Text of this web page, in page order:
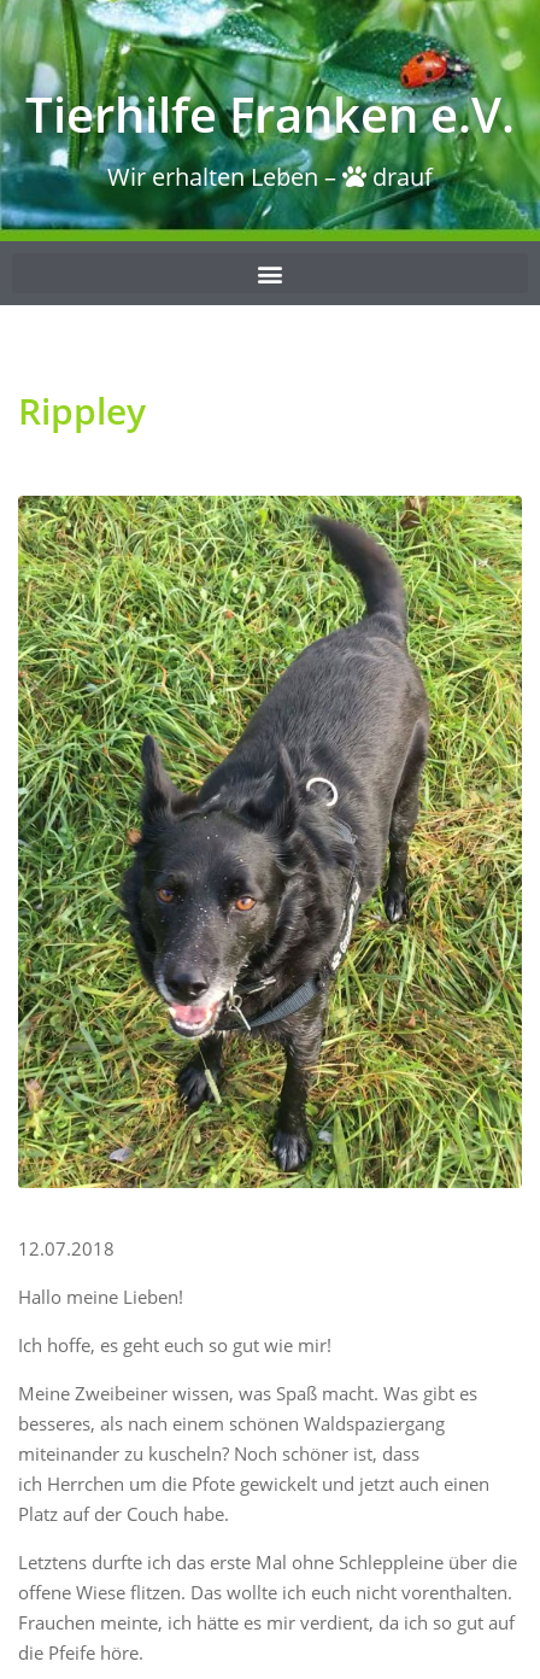
Tierhilfe Franken e.V.
Wir erhalten Leben – drauf
Rippley
12.07.2018
Hallo meine Lieben!
Ich hoffe, es geht euch so gut wie mir!
Meine Zweibeiner wissen, was Spaß macht. Was gibt es
besseres, als nach einem schönen Waldspaziergang
miteinander zu kuscheln? Noch schöner ist, dass
ich Herrchen um die Pfote gewickelt und jetzt auch einen
Platz auf der Couch habe.
Letztens durfte ich das erste Mal ohne Schleppleine über die
offene Wiese flitzen. Das wollte ich euch nicht vorenthalten.
Frauchen meinte, ich hätte es mir verdient, da ich so gut auf
die Pfeife höre.